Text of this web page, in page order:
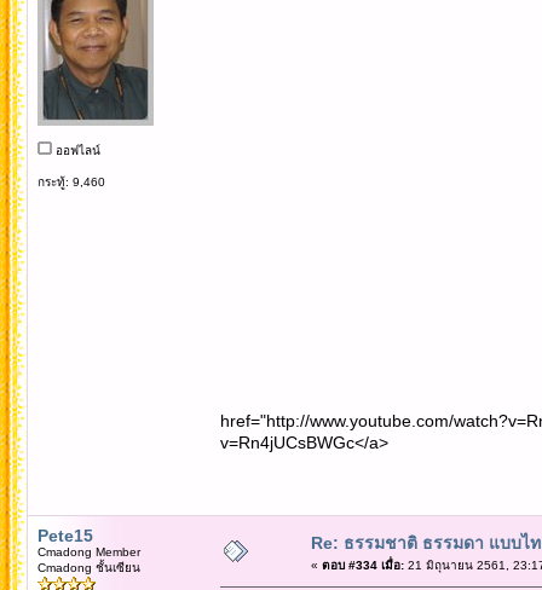
ออฟไลน์
กระทู้: 9,460
href="http://www.youtube.com/
v=Rn4jUCsBWGc</a>
Pete15
Cmadong Member
Cmadong ชั้นเซียน
Re: ธรรมชาติ ธรรมดา แบบไ
« ตอบ #334 เมื่อ:21 มิถุนายน 2561,